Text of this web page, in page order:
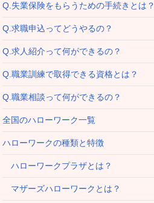
Q.失業保険をもらうための手続きとは？
Q.求職申込ってどうやるの？
Q.求人紹介って何ができるの？
Q.職業訓練で取得できる資格とは？
Q.職業相談って何ができるの？
全国のハローワーク一覧
ハローワークの種類と特徴
ハローワークプラザとは？
マザーズハローワークとは？